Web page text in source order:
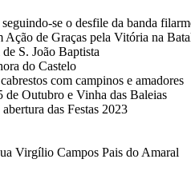
se o desfile da banda
Ação de Graças pela Vitória na
S. João Baptista
do Castelo
com campinos e amadores
de Outubro e Vinha das Baleias
das Festas 2023
Virgílio Campos Pais do Amaral